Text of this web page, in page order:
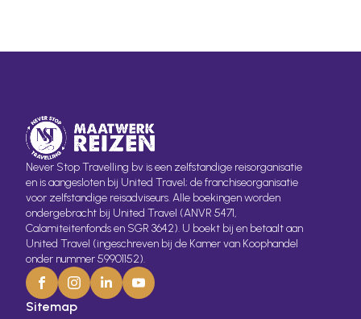
Never Stop Travelling bv is een zelfstandige reisorganisatie
en is aangesloten bij United Travel; de franchiseorganisatie
voor zelfstandige reisadviseurs. Alle boekingen worden
ondergebracht bij United Travel (ANVR 5471,
Calamiteitenfonds en SGR 3642). U boekt bij en betaalt aan
United Travel (ingeschreven bij de Kamer van Koophandel
onder nummer 59901152).
Sitemap